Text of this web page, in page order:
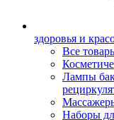
здоровья и
Все
Лампы
Наборы